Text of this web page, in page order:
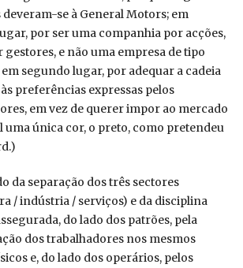
se à General Motors; em
por ser uma companhia por acções,
gestores, e não uma empresa de tipo
segundo lugar, por adequar a cadeia
preferências expressas pelos
em vez de querer impor ao mercado
uma única cor, o preto, como pretendeu
da separação dos três sectores
/ indústria / serviços) e da disciplina
do lado dos patrões, pela
dos trabalhadores nos mesmos
e, do lado dos operários, pelos